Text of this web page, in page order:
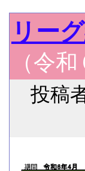
リー
（令
投稿